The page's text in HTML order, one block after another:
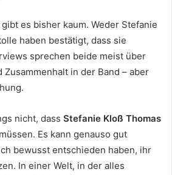
es bisher kaum. Weder Stefanie
haben bestätigt, dass sie
sprechen beide meist über
Zusammenhalt in der Band – aber
nicht, dass Stefanie Kloß Thomas
Es kann genauso gut
bewusst entschieden haben, ihr
In einer Welt, in der alles